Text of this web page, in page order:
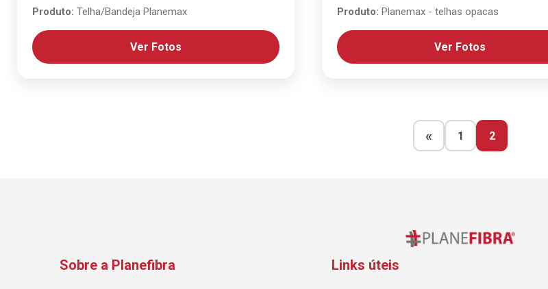
Produto: Telha/Bandeja Planemax
Ver Fotos
Produto: Planemax - telhas opacas
Ver Fotos
« 1 2
Sobre a Planefibra Links úteis